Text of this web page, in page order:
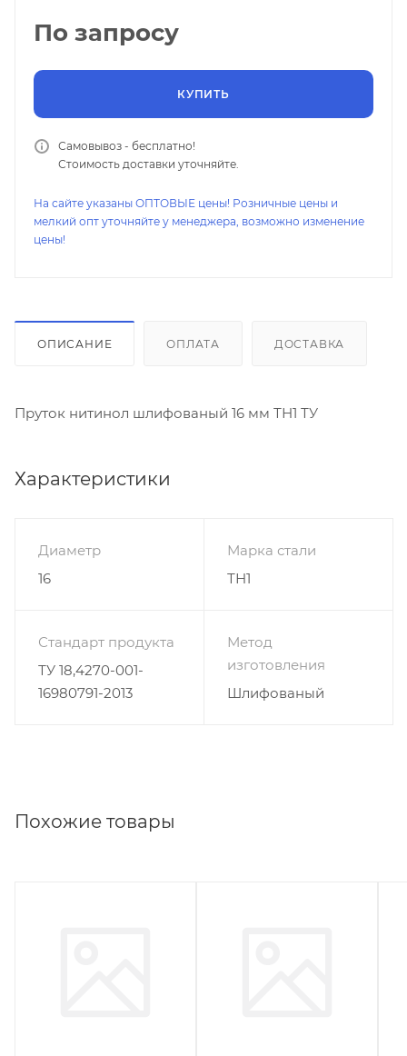
По запросу
КУПИТЬ
Самовывоз - бесплатно!
Стоимость доставки уточняйте.
На сайте указаны ОПТОВЫЕ цены! Розничные цены и
мелкий опт уточняйте у менеджера, возможно изменение
цены!
ОПИСАНИЕ ОПЛАТА ДОСТАВКА
Пруток нитинол шлифованый 16 мм ТН1 ТУ
Характеристики
Диаметр
16
Марка стали
ТН1
Стандарт продукта
ТУ 18,4270-001-
16980791-2013
Метод
изготовления
Шлифованый
Похожие товары